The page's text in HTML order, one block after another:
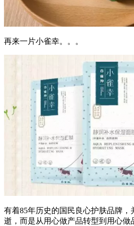
再来一片小雀幸。。。
有着85年历史的国民良心护肤品牌，
逝，而是从用心做产品转型到用心做